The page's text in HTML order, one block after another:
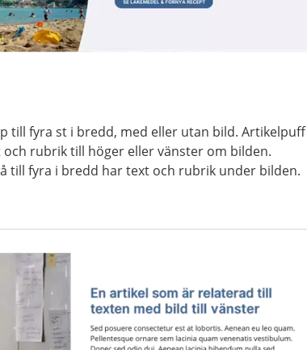
till fyra st i bredd, med eller utan bild. Artikelpuff
rubrik till höger eller vänster om bilden.
till fyra i bredd har text och rubrik under bilden.